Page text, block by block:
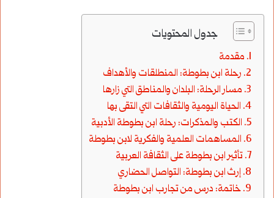
جدول المحتويات
مقدمة
رحلة ابن بطوطة: المنطلقات والأهداف
مسار الرحلة: البلدان والمناطق التي زارها
الحياة اليومية والثقافات التي التقى بها
الكتب والمذكرات: رحلة ابن بطوطة الأدبية
المساهمات العلمية والفكرية لابن بطوطة
تأثير ابن بطوطة على الثقافة العربية
إرث ابن بطوطة: التواصل الحضاري
خاتمة: درس من تجارب ابن بطوطة